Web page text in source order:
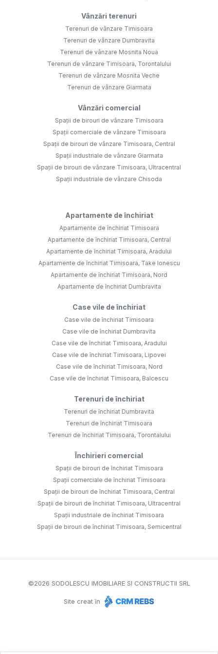
Vânzări terenuri
Terenuri de vânzare Timisoara
Terenuri de vânzare Dumbravita
Terenuri de vânzare Mosnita Noua
Terenuri de vânzare Timisoara, Torontalului
Terenuri de vânzare Mosnita Veche
Terenuri de vânzare Giarmata
Vânzări comercial
Spații de birouri de vânzare Timisoara
Spații comerciale de vânzare Timisoara
Spații de birouri de vânzare Timisoara, Central
Spații industriale de vânzare Giarmata
Spații de birouri de vânzare Timisoara, Ultracentral
Spații industriale de vânzare Chisoda
Apartamente de închiriat
Apartamente de închiriat Timisoara
Apartamente de închiriat Timisoara, Central
Apartamente de închiriat Timisoara, Aradului
Apartamente de închiriat Timisoara, Take Ionescu
Apartamente de închiriat Timisoara, Nord
Apartamente de închiriat Dumbravita
Case vile de închiriat
Case vile de închiriat Timisoara
Case vile de închiriat Dumbravita
Case vile de închiriat Timisoara, Aradului
Case vile de închiriat Timisoara, Lipovei
Case vile de închiriat Timisoara, Nord
Case vile de închiriat Timisoara, Balcescu
Terenuri de închiriat
Terenuri de închiriat Dumbravita
Terenuri de închiriat Timisoara
Terenuri de închiriat Timisoara, Torontalului
Închirieri comercial
Spații de birouri de închiriat Timisoara
Spații comerciale de închiriat Timisoara
Spații de birouri de închiriat Timisoara, Central
Spații de birouri de închiriat Timisoara, Ultracentral
Spații industriale de închiriat Timisoara
Spații de birouri de închiriat Timisoara, Semicentral
©2026 SODOLESCU IMOBILIARE SI CONSTRUCTII SRL
Site creat în